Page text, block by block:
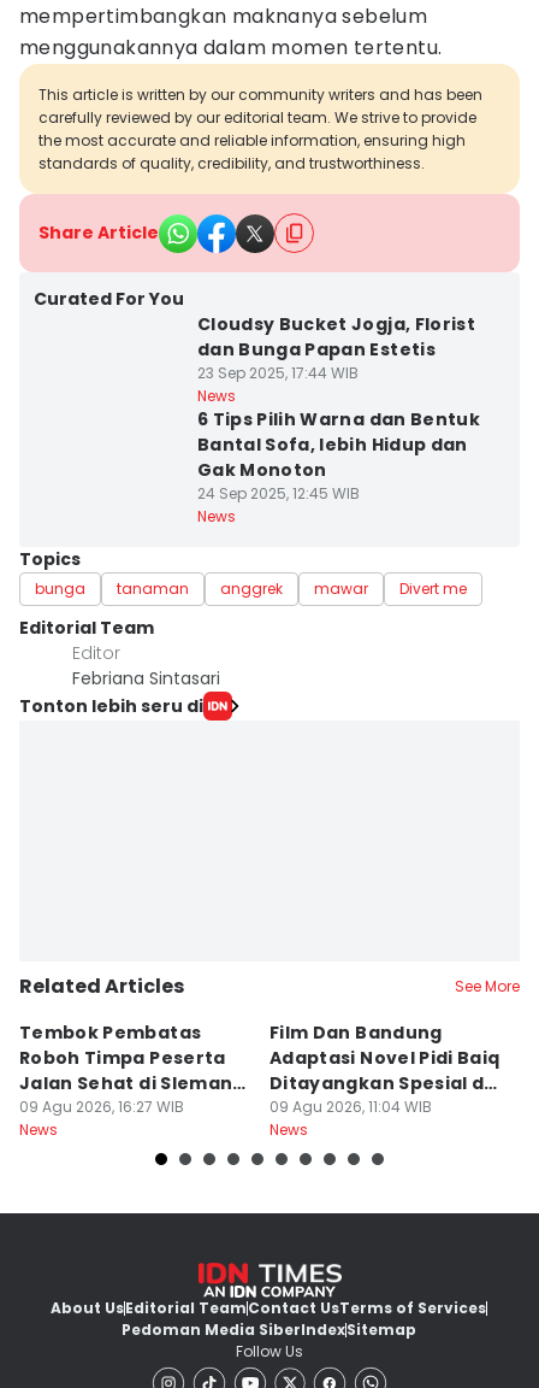
mempertimbangkan maknanya sebelum
menggunakannya dalam momen tertentu.
This article is written by our community writers and has been
carefully reviewed by our editorial team. We strive to provide
the most accurate and reliable information, ensuring high
standards of quality, credibility, and trustworthiness.
Share Article
Curated For You
Cloudsy Bucket Jogja, Florist
dan Bunga Papan Estetis
23 Sep 2025, 17:44 WIB
News
6 Tips Pilih Warna dan Bentuk
Bantal Sofa, lebih Hidup dan
Gak Monoton
24 Sep 2025, 12:45 WIB
News
Topics
bunga tanaman anggrek mawar Divert me
Editorial Team
Editor
Febriana Sintasari
Tonton lebih seru di
Related Articles See More
Tembok Pembatas
Roboh Timpa Peserta
Jalan Sehat di Sleman,
10 Orang Luka
09 Agu 2026, 16:27 WIB
News
Film Dan Bandung
Adaptasi Novel Pidi Baiq
Ditayangkan Spesial di
Jogja
09 Agu 2026, 11:04 WIB
News
About UsEditorial TeamContact UsTerms of Services
Pedoman Media SiberIndexSitemap
Follow Us